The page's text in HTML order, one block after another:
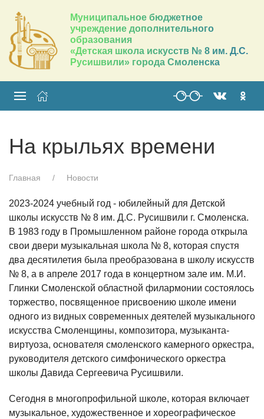
Муниципальное бюджетное
учреждение дополнительного
образования
«Детская школа искусств № 8 им. Д.С.
Русишвили» города Смоленска
На крыльях времени
Главная Новости
2023-2024 учебный год - юбилейный для Детской
школы искусств № 8 им. Д.С. Русишвили г. Смоленска.
В 1983 году в Промышленном районе города открыла
свои двери музыкальная школа № 8, которая спустя
два десятилетия была преобразована в школу искусств
№ 8, а в апреле 2017 года в концертном зале им. М.И.
Глинки Смоленской областной филармонии состоялось
торжество, посвященное присвоению школе имени
одного из видных современных деятелей музыкального
искусства Смоленщины, композитора, музыканта-
виртуоза, основателя смоленского камерного оркестра,
руководителя детского симфонического оркестра
школы Давида Сергеевича Русишвили.
Сегодня в многопрофильной школе, которая включает
музыкальное, художественное и хореографическое